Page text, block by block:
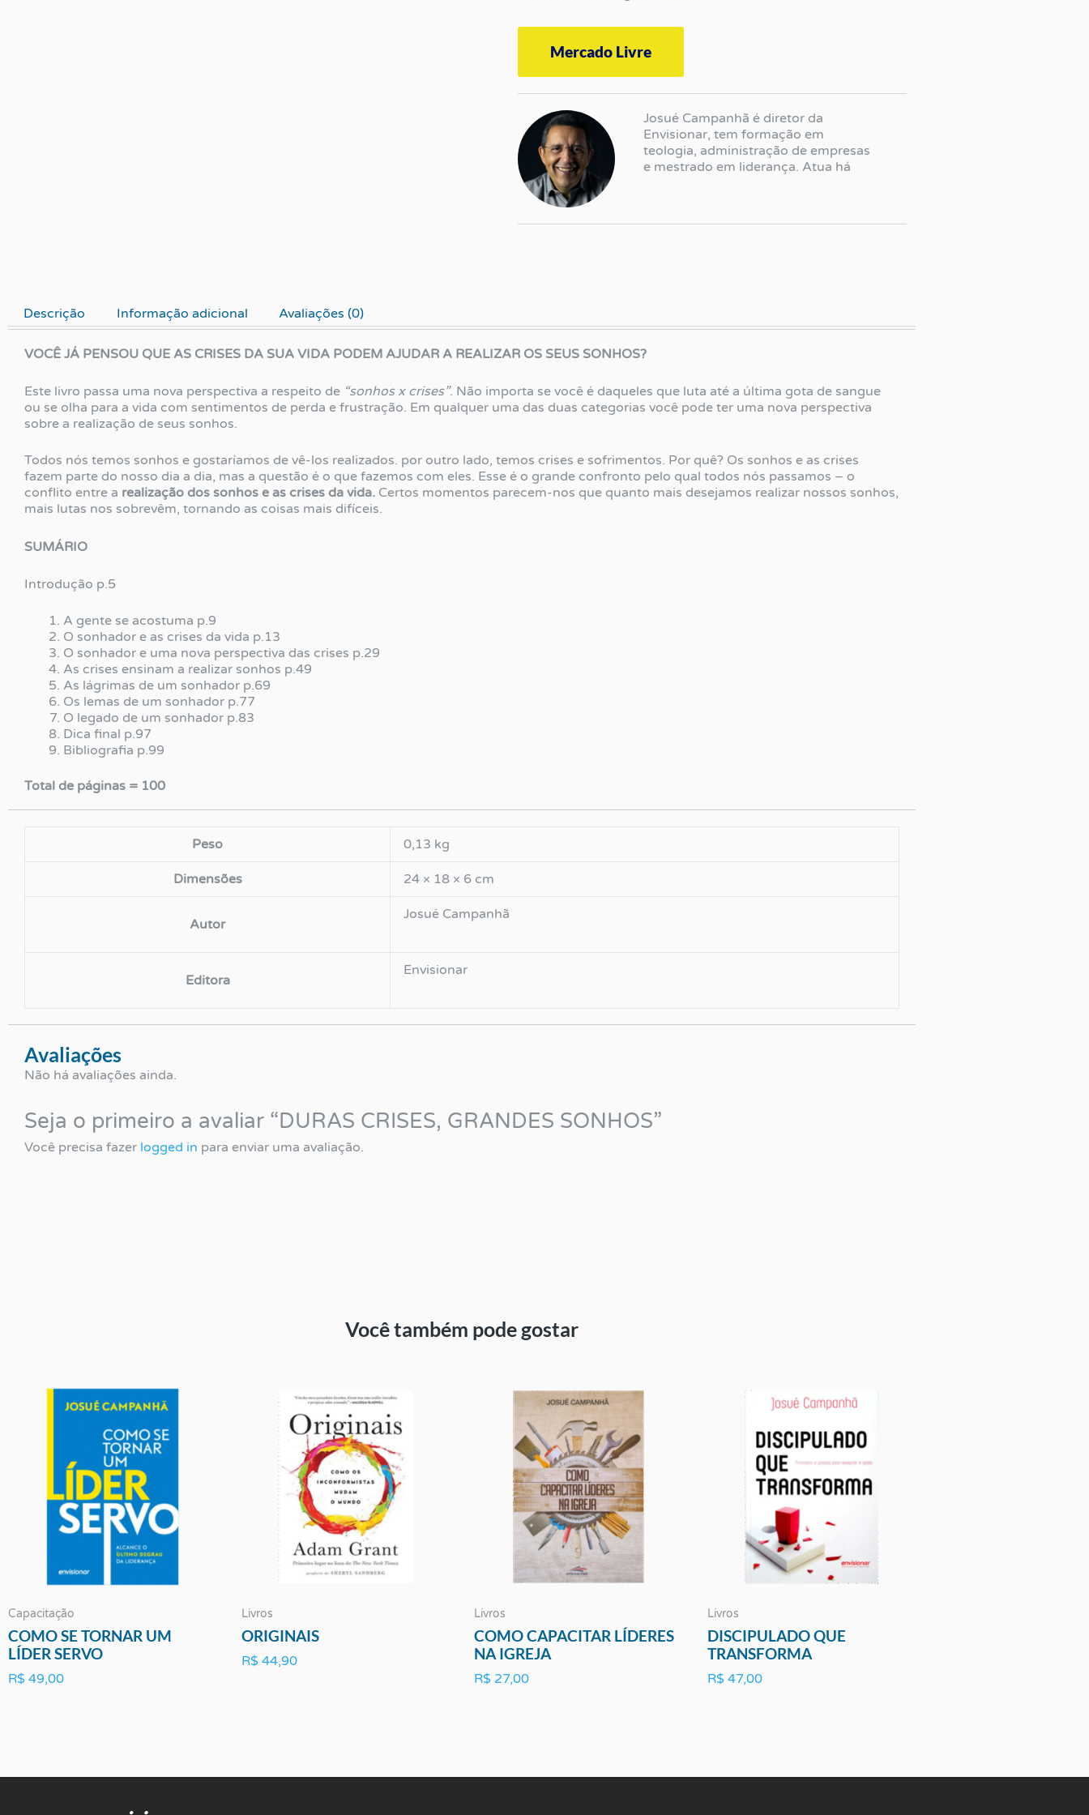
Mercado Livre
Josué Campanhã é diretor da
Envisionar, tem formação em
teologia, administração de empresas
e mestrado em liderança. Atua há
Descrição Informação adicional Avaliações (0)
VOCÊ JÁ PENSOU QUE AS CRISES DA SUA VIDA PODEM AJUDAR A REALIZAR OS SEUS SONHOS?
Este livro passa uma nova perspectiva a respeito de “sonhos x crises”. Não importa se você é daqueles que luta até a última gota de sangue
ou se olha para a vida com sentimentos de perda e frustração. Em qualquer uma das duas categorias você pode ter uma nova perspectiva
sobre a realização de seus sonhos.
Todos nós temos sonhos e gostaríamos de vê-los realizados. por outro lado, temos crises e sofrimentos. Por quê? Os sonhos e as crises
fazem parte do nosso dia a dia, mas a questão é o que fazemos com eles. Esse é o grande confronto pelo qual todos nós passamos – o
conflito entre a realização dos sonhos e as crises da vida. Certos momentos parecem-nos que quanto mais desejamos realizar nossos sonhos,
mais lutas nos sobrevêm, tornando as coisas mais difíceis.
SUMÁRIO
Introdução p.5
A gente se acostuma p.9
O sonhador e as crises da vida p.13
O sonhador e uma nova perspectiva das crises p.29
As crises ensinam a realizar sonhos p.49
As lágrimas de um sonhador p.69
Os lemas de um sonhador p.77
O legado de um sonhador p.83
Dica final p.97
Bibliografia p.99
Total de páginas = 100
Peso 0,13 kg
Dimensões 24 × 18 × 6 cm
Autor
Josué Campanhã
Editora
Envisionar
Avaliações
Não há avaliações ainda.
Seja o primeiro a avaliar “DURAS CRISES, GRANDES SONHOS”
Você precisa fazer logged in para enviar uma avaliação.
Você também pode gostar
Capacitação
COMO SE TORNAR UM
LÍDER SERVO
R$ 49,00
Livros
ORIGINAIS
R$ 44,90
Livros
COMO CAPACITAR LÍDERES
NA IGREJA
R$ 27,00
Livros
DISCIPULADO QUE
TRANSFORMA
R$ 47,00